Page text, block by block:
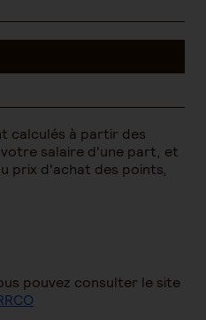
calculés à partir des
salaire d'une part, et
prix d'achat des points,
pouvez consulter le site